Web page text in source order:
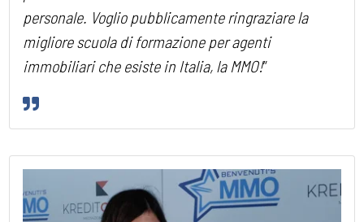
personale. Voglio pubblicamente ringraziare la
migliore scuola di formazione per agenti
immobiliari che esiste in Italia, la MMO!”